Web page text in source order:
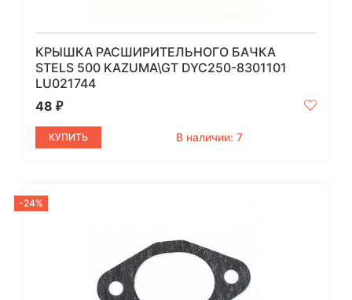
КРЫШКА РАСШИРИТЕЛЬНОГО БАЧКА
STELS 500 KAZUMA\GT DYC250-8301101
LU021744
48 ₽
КУПИТЬ В наличии: 7
-24%